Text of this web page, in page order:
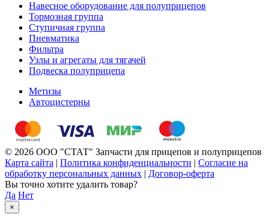
Навесное оборудование для полуприцепов
Тормозная группа
Ступичная группа
Пневматика
Фильтра
Узлы и агрегаты для тягачей
Подвеска полуприцепа
Метизы
Автоцистерны
© 2026 ООО "СТАТ" Запчасти для прицепов и полуприцепов
Карта сайта | Политика конфиденциальности | Согласие на
обработку персональных данных | Договор-оферта
Вы точно хотите удалить товар?
Да Нет
×